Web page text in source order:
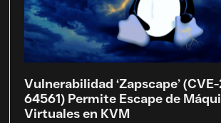
Vulnerabilidad ‘Zapscape’
64561) Permite Escape de
Virtuales en KVM